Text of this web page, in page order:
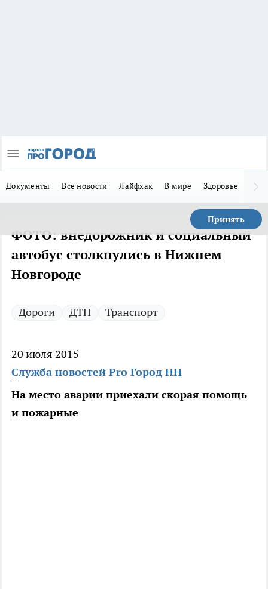
Документы Все новости Лайфхак В мире Здоровье
Принять
ФОТО: внедорожник и социальный
автобус столкнулись в Нижнем
Новгороде
Дороги ДТП Транспорт
20 июля 2015
Служба новостей Pro Город НН
На место аварии приехали скорая помощь
и пожарные